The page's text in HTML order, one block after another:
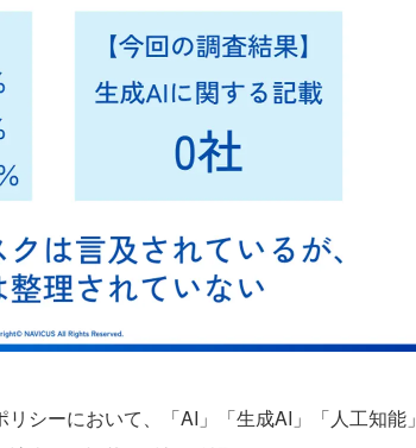
シーにおいて、「AI」「生成AI」「人工知能」